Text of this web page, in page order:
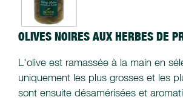
OLIVES NOIRES AUX HERBES DE
L'olive est ramassée à la main en
uniquement les plus grosses et les
sont ensuite désamérisées et